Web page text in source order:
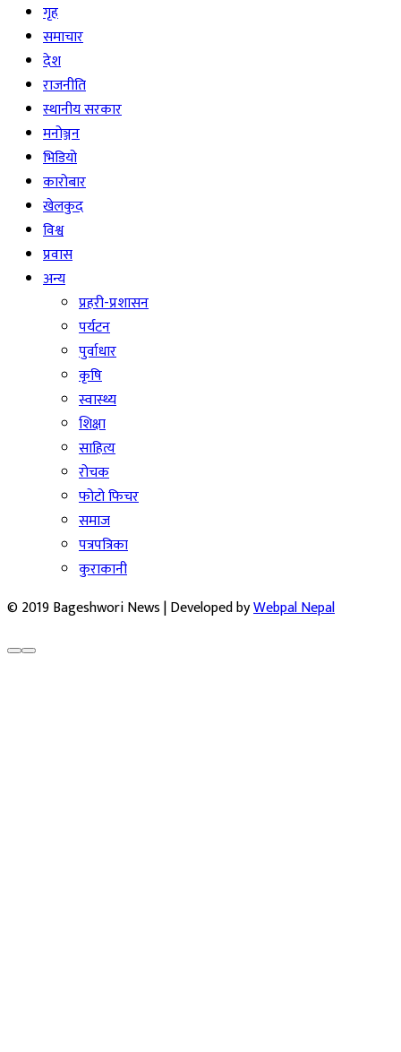
गृह
समाचार
देश
राजनीति
स्थानीय सरकार
मनोञ्जन
भिडियो
कारोबार
खेलकुद
विश्व
प्रवास
अन्य
प्रहरी-प्रशासन
पर्यटन
पुर्वाधार
कृषि
स्वास्थ्य
शिक्षा
साहित्य
रोचक
फोटो फिचर
समाज
पत्रपत्रिका
कुराकानी
© 2019 Bageshwori News | Developed byWebpal Nepal